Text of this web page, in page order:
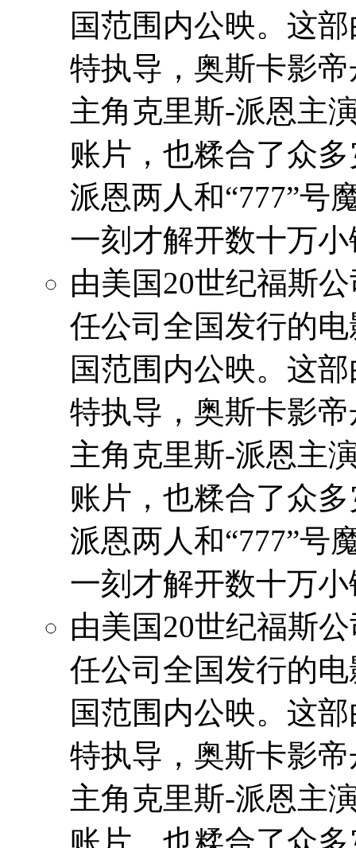
国范围内公映。这
特执导，奥斯卡影
主角克里斯-派恩主
账片，也糅合了众
派恩两人和“777”号
一刻才解开数十万
由美国20世纪福斯
任公司全国发行的
国范围内公映。这
特执导，奥斯卡影
主角克里斯-派恩主
账片，也糅合了众
派恩两人和“777”号
一刻才解开数十万
由美国20世纪福斯
任公司全国发行的
国范围内公映。这
特执导，奥斯卡影
主角克里斯-派恩主
账片，也糅合了众